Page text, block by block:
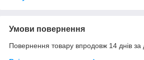
Умови повернення
Повернення товару впродовж 14 днів за